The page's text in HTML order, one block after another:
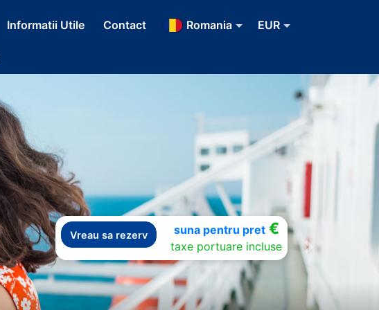
Informatii Utile Contact Romania EUR
Vreau sa rezerv suna pentru pret€
taxe portuare incluse
Next